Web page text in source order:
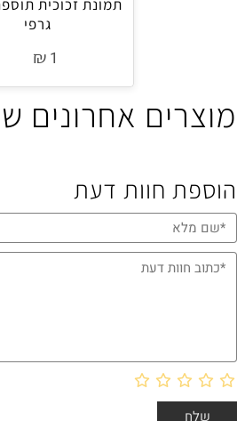
תמונת זכוכית
גרפי
₪ 1
מוצרים אחרונים
הוספת חוות דעת